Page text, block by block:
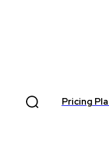
Pricing